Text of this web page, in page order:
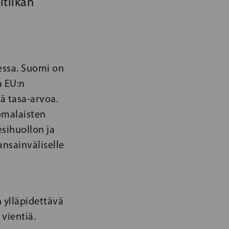
Suomi on
tasa-arvoa.
ja
ylläpidettävä
vientiä.